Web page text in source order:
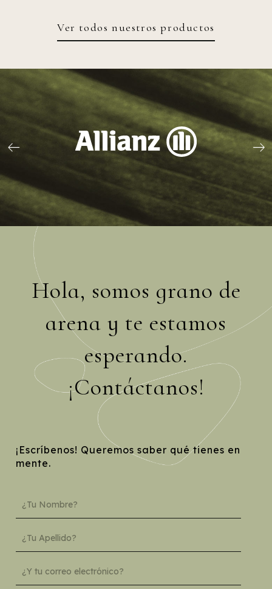
Ver todos nuestros productos
Hola, somos grano de
arena y te estamos
esperando.
¡Contáctanos!
¡Escríbenos! Queremos saber qué tienes en
mente.